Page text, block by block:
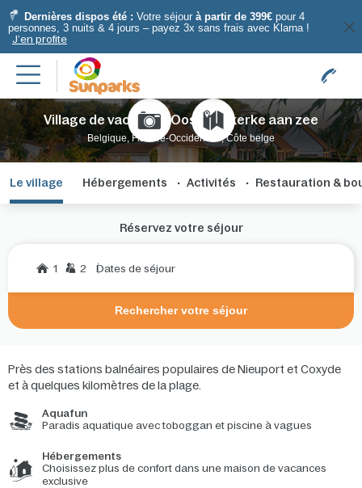
Dernières dispos été : Votre séjour à partir de 399€ pour 4
personnes, 3 nuits & 4 jours – payez 3x sans frais avec Klarna !
J’en profite
Village de vacances Oostduinkerke aan zee
Belgique, Flandre-Occidentale, Côte belge
Le village Hébergements Activités Restauration &
Réservez votre séjour
1 2 Dates de séjour
Rechercher votre séjour
Près des stations balnéaires populaires de Nieuport et Coxyde
et à quelques kilomètres de la plage.
Aquafun
Paradis aquatique avec toboggan et piscine à vagues
Hébergements
Choisissez plus de confort dans une maison de vacances
exclusive